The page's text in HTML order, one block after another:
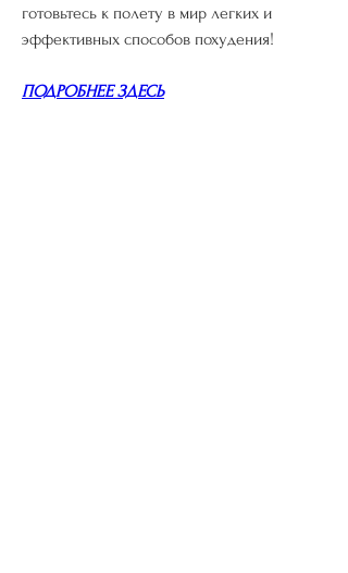
готовьтесь к полету в мир легких и
эффективных способов похудения!
ПОДРОБНЕЕ ЗДЕСЬ